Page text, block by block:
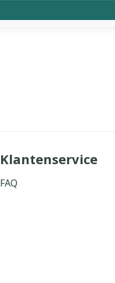
Klantenservice
FAQ